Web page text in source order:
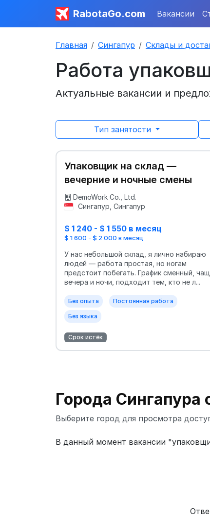
RabotaGo.com Вакансии
Главная Сингапур Склады и
Работа
Актуальные вакансии и
Тип занятости
Упаковщик на склад —
вечерние и ночные смены
DemoWork Co., Ltd.
Сингапур, Сингапур
$ 1 240 - $ 1 550 в месяц
$ 1 600 - $ 2 000 в месяц
У нас небольшой склад, я лично набираю
людей — работа простая, но ногам
предстоит побегать. График сменный,
вечера и ночи, подходит тем, кто не л...
Без опыта Постоянная работа
Без языка
Срок истёк
Города
Выберите город для просмотра
В данный момент вакансии